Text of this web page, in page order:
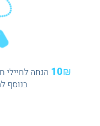
10₪ הנחה לחיילי
בנוסף